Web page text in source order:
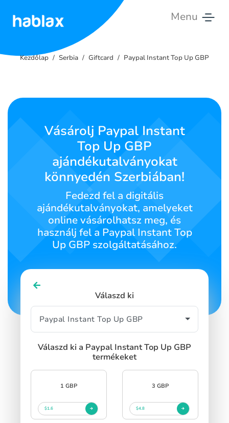
Menu
Árak
Lépj
velünk
kapcsolatba
SIGN UP
Kezdőlap Serbia Giftcard Paypal Instant Top Up GBP
Vásárolj Paypal Instant
Top Up GBP
ajándékutalványokat
könnyedén Szerbiában!
Fedezd fel a digitális
ajándékutalványokat, amelyeket
online vásárolhatsz meg, és
használj fel a Paypal Instant Top
Up GBP szolgáltatásához.
Válaszd ki
Válaszd ki a Paypal Instant Top Up GBP
termékeket
1 GBP
$1.6
3 GBP
$4.8